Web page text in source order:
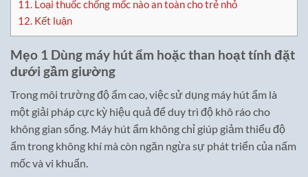
11. Loại thuốc chống mốc nào an toàn cho trẻ nhỏ
12. Kết luận
Mẹo 1 Dùng máy hút ẩm hoặc than hoạt tính đặt
dưới gầm giường
Trong môi trường độ ẩm cao, việc sử dụng máy hút ẩm là
một giải pháp cực kỳ hiệu quả để duy trì độ khô ráo cho
không gian sống. Máy hút ẩm không chỉ giúp giảm thiểu độ
ẩm trong không khí mà còn ngăn ngừa sự phát triển của nấm
mốc và vi khuẩn.